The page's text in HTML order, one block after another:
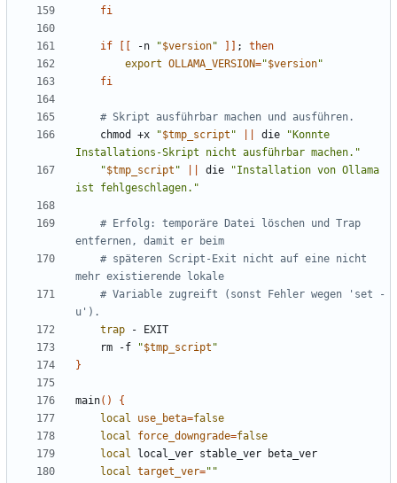
fi
if [[ -n "$version" ]] ;
then
export OLLAMA_VERSION="$version"
fi
# Skript ausführbar machen und ausführen.
    chmod +x
"$tmp_script " die
"Konnte
Installations-Skript nicht ausführbar machen."
"$tmp_script " die
"Installation von Ollama
ist fehlgeschlagen."
# Erfolg: temporäre Datei löschen und Trap
entfernen, damit er beim
# späteren Script-Exit nicht auf eine nicht
mehr existierende lokale
# Variable zugreift (sonst Fehler wegen 'set -
u').
trap
    rm -f
"$tmp_script "
}
main()
{
local
use_beta=false
local
force_downgrade=false
local
local
target_ver=""